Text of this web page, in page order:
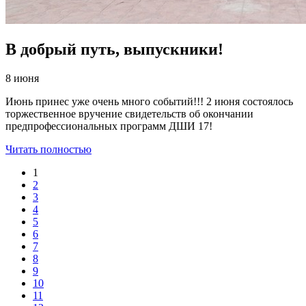
В добрый путь, выпускники!
8 июня
Июнь принес уже очень много событий!!! 2 июня состоялось
торжественное вручение свидетельств об окончании
предпрофессиональных программ ДШИ 17!
Читать полностью
1
2
3
4
5
6
7
8
9
10
11